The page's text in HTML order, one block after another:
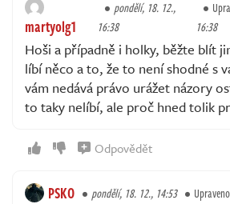
martyolg1
pondělí, 18. 12.,
16:38
16:38
Hoši a případně i holky, běžte blít
líbí něco a to, že to není shodné s
vám nedává právo urážet názory
to taky nelíbí, ale proč hned tolik
Odpovědět
PSKO pondělí, 18. 12., 14:53 Upraveno